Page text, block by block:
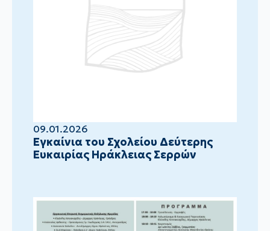
09.01.2026
Eγκαίνια του Σχολείου Δεύτερης
Ευκαιρίας Ηράκλειας Σερρών